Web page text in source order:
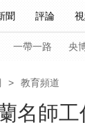
聞 評論
中國領導人
節目單 聽音
Монгол
一帶一路 央
> 教育頻道
名師